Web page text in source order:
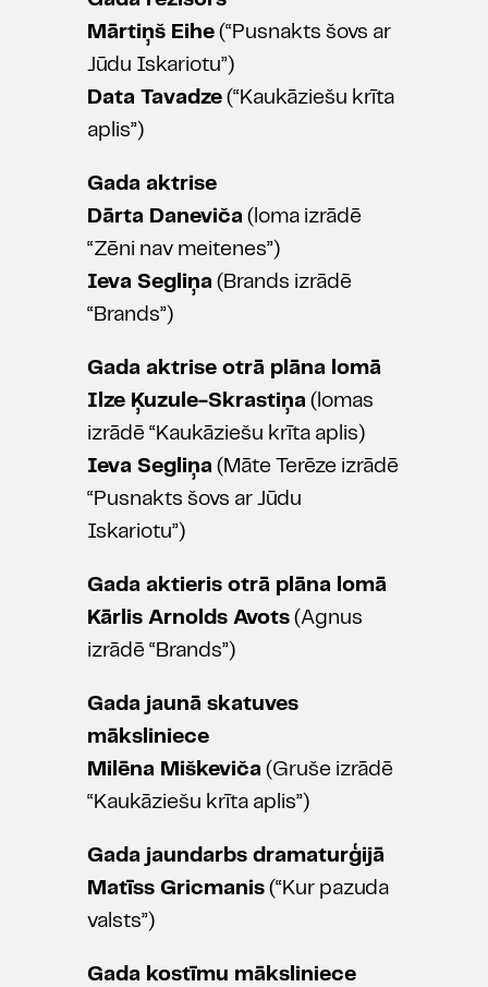
Mārtiņš Eihe (“Pusnakts šovs ar
Jūdu Iskariotu”)
Data Tavadze (“Kaukāziešu krīta
aplis”)
Gada aktrise
Dārta Daneviča (loma izrādē
“Zēni nav meitenes”)
Ieva Segliņa (Brands izrādē
“Brands”)
Gada aktrise otrā plāna lomā
Ilze Ķuzule-Skrastiņa (lomas
izrādē “Kaukāziešu krīta aplis)
Ieva Segliņa (Māte Terēze izrādē
“Pusnakts šovs ar Jūdu
Iskariotu”)
Gada aktieris otrā plāna lomā
Kārlis Arnolds Avots (Agnus
izrādē “Brands”)
Gada jaunā skatuves
māksliniece
Milēna Miškeviča (Gruše izrādē
“Kaukāziešu krīta aplis”)
Gada jaundarbs dramaturģijā
Matīss Gricmanis (“Kur pazuda
valsts”)
Gada kostīmu māksliniece